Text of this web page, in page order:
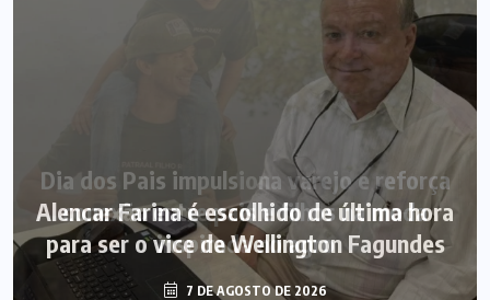
Alencar Farina é escolhido de última hora
para ser o vice de Wellington Fagundes
7 DE AGOSTO DE 2026